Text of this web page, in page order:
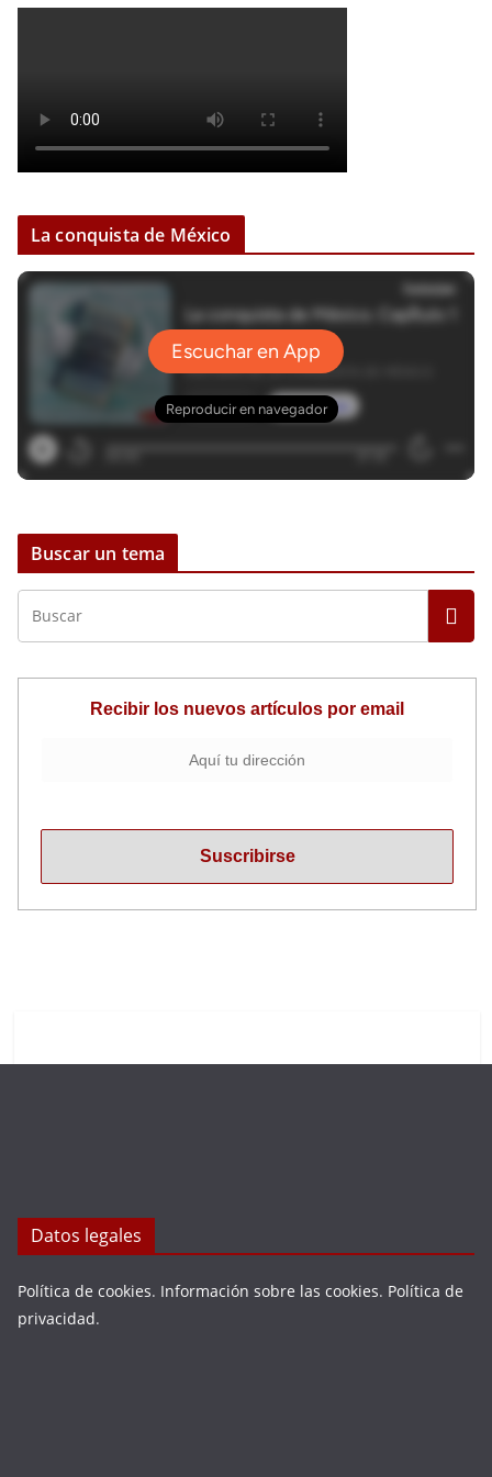
La conquista de México
Buscar un tema
Recibir los nuevos artículos por email
Datos legales
Política de cookies. Información sobre las cookies. Política de
privacidad.